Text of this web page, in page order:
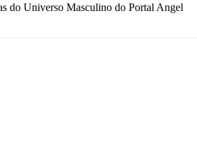
do Universo Masculino do Portal Angel